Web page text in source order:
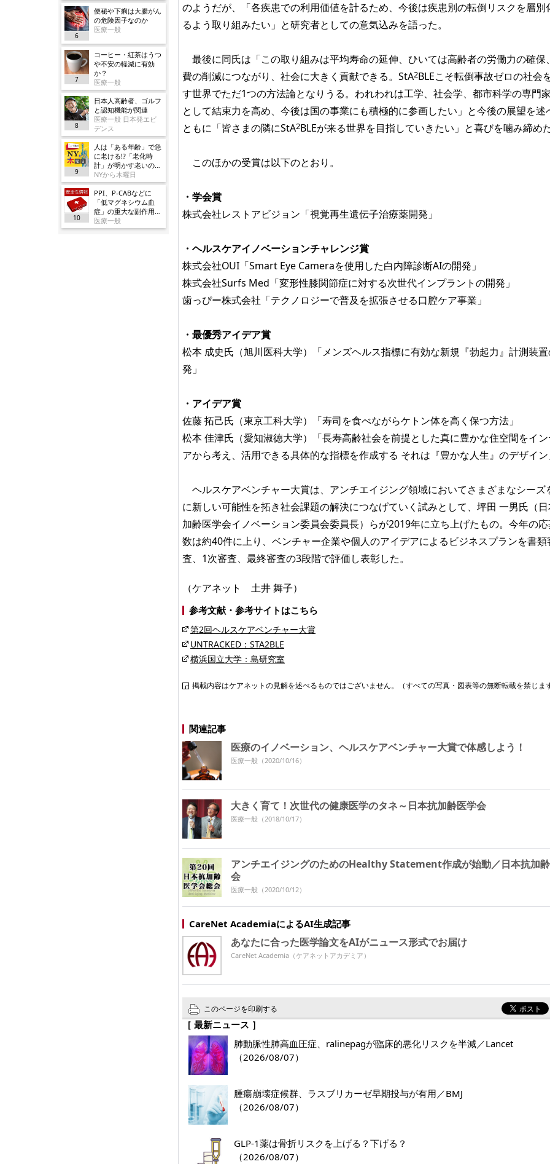
6
便秘や下痢は大腸がん
の危険因子なのか
医療一般
7
コーヒー・紅茶はうつ
や不安の軽減に有効
か？
医療一般
8
日本人高齢者、ゴルフ
と認知機能が関連
医療一般 日本発エビ
デンス
9
人は「ある年齢」で急
に老ける!?「老化時
計」が明かす老いの正
体
NYから木曜日
10
PPI、P-CABなどに
「低マグネシウム血
症」の重大な副作用追
加／厚労省
医療一般
のようだが、「各疾患での利用価値を計るため、今後は疾患別の転倒リスクを層別
るよう取り組みたい」と研究者としての意気込みを語った。
最後に同氏は「この取り組みは平均寿命の延伸、ひいては高齢者の労働力の確保
費の削減につながり、社会に大きく貢献できる。StA2BLEこそ転倒事故ゼロの社会
す世界でただ1つの方法論となりうる。われわれは工学、社会学、都市科学の専門
として結束力を高め、今後は国の事業にも積極的に参画したい」と今後の展望を述
ともに「皆さまの隣にStA2BLEが来る世界を目指していきたい」と喜びを噛み締めた
このほかの受賞は以下のとおり。
・学会賞
株式会社レストアビジョン「視覚再生遺伝子治療薬開発」
・ヘルスケアイノベーションチャレンジ賞
株式会社OUI「Smart Eye Cameraを使用した白内障診断AIの開発」
株式会社Surfs Med「変形性膝関節症に対する次世代インプラントの開発」
歯っぴー株式会社「テクノロジーで普及を拡張させる口腔ケア事業」
・最優秀アイデア賞
松本 成史氏（旭川医科大学）「メンズヘルス指標に有効な新規『勃起力』計測装
発」
・アイデア賞
佐藤 拓己氏（東京工科大学）「寿司を食べながらケトン体を高く保つ方法」
松本 佳津氏（愛知淑徳大学）「長寿高齢社会を前提とした真に豊かな住空間をイン
アから考え、活用できる具体的な指標を作成する それは『豊かな人生』のデザイン
ヘルスケアベンチャー大賞は、アンチエイジング領域においてさまざまなシーズ
に新しい可能性を拓き社会課題の解決につなげていく試みとして、坪田 一男氏（
加齢医学会イノベーション委員会委員長）らが2019年に立ち上げたもの。今年の
数は約40件に上り、ベンチャー企業や個人のアイデアによるビジネスプランを書類
査、1次審査、最終審査の3段階で評価し表彰した。
（ケアネット 土井 舞子）
参考文献・参考サイトはこちら
第2回ヘルスケアベンチャー大賞
UNTRACKED：STA2BLE
横浜国立大学：島研究室
掲載内容はケアネットの見解を述べるものではございません。（すべての写真・図表等の無断転載を禁じま
関連記事
医療のイノベーション、ヘルスケアベンチャー大賞で体感しよう！
医療一般 （2020/10/16）
大きく育て！次世代の健康医学のタネ～日本抗加齢医学会
医療一般 （2018/10/17）
アンチエイジングのためのHealthy Statement作成が始動／日本抗加
会
医療一般 （2020/10/12）
CareNet AcademiaによるAI生成記事
あなたに合った医学論文をAIがニュース形式でお届け
CareNet Academia（ケアネットアカデミア）
このページを印刷する
［ 最新ニュース ］
肺動脈性肺高血圧症、ralinepagが臨床的悪化リスクを半減／Lancet
（2026/08/07）
腫瘍崩壊症候群、ラスブリカーゼ早期投与が有用／BMJ
（2026/08/07）
GLP-1薬は骨折リスクを上げる？下げる？
（2026/08/07）